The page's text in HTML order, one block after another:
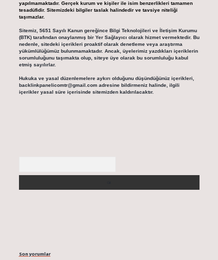
yapılmamaktadır. Gerçek kurum ve kişiler ile isim benzerlikleri tamamen
tesadüfidir. Sitemizdeki bilgiler taslak halindedir ve tavsiye niteliği
taşımazlar.
Sitemiz, 5651 Sayılı Kanun gereğince Bilgi Teknolojileri ve İletişim Kurumu
(BTK) tarafından onaylanmış bir Yer Sağlayıcı olarak hizmet vermektedir. Bu
nedenle, sitedeki içerikleri proaktif olarak denetleme veya araştırma
yükümlülüğümüz bulunmamaktadır. Ancak, üyelerimiz yazdıkları içeriklerin
sorumluluğunu taşımakta olup, siteye üye olarak bu sorumluluğu kabul
etmiş sayılırlar.
Hukuka ve yasal düzenlemelere aykırı olduğunu düşündüğünüz içerikleri,
backlinkpanelicomtr@gmail.comadresine bildirmeniz halinde, ilgili
içerikler yasal süre içerisinde sitemizden kaldırılacaktır.
Son yorumlar